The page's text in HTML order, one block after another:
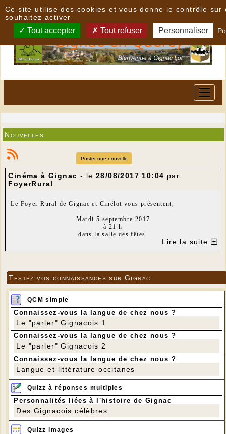
Nouvelles
Poster une nouvelle
Cinéma à Gignac - le 28/08/2017 10:04 par
FoyerRural
Le Foyer Rural de Gignac et Cinélot vous présentent,
Mardi 5 septembre 2017
à 21 h
dans la salle des fêtes
le film de Philippe Lioret : "Le fils de Jean"
LE FILS DE JEAN
Date de sortie 31 août 2016
1h 38min
De
Philippe Lioret
Avec Pierre Deladonchamps, Gabriel Arcand,
Catherine de Léan
Genre Drame
Nationalités français, canadien
SYNOPSIS:À trente-trois ans, Mathieu ne sait
pas qui est son père. Un matin, un appel
téléphonique lui apprend que celui-ci était
canadien et qu'il vient de mourir. Découvrant aussi
qu’il a deux frères, Mathieu décide d'aller à
l'enterrement pour les rencontrer. Mais, à
Montréal, personne n'a connaissance de son
existence ni ne semble vouloir la connaître…
Tarifs 2017:
Lire la suite
Testez vos connaissances sur Gignac
QCM simple
Connaissez-vous la langue de chez nous ?
Le "parler" Gignacois 1
Connaissez-vous la langue de chez nous ?
Le "parler" Gignacois 2
Connaissez-vous la langue de chez nous ?
Langue et littérature occitanes
Quizz à réponses multiples
Personnalités liées à l'histoire de Gignac
Des Gignacois célèbres
Quizz images
Ce site utilise des cookies et vous donne le contrôle sur
souhaitez activer
Tout accepter Tout refuser Personnaliser